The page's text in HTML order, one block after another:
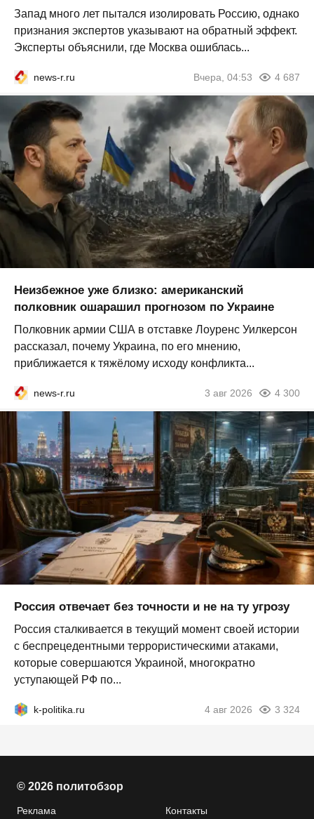
Запад много лет пытался изолировать Россию, однако
признания экспертов указывают на обратный эффект.
Эксперты объяснили, где Москва ошиблась...
news-r.ru Вчера, 04:53 4 687
Неизбежное уже близко: американский
полковник ошарашил прогнозом по Украине
Полковник армии США в отставке Лоуренс Уилкерсон
рассказал, почему Украина, по его мнению,
приближается к тяжёлому исходу конфликта...
news-r.ru 3 авг 2026 4 300
Россия отвечает без точности и не на ту угрозу
Россия сталкивается в текущий момент своей истории
с беспрецедентными террористическими атаками,
которые совершаются Украиной, многократно
уступающей РФ по...
k-politika.ru 4 авг 2026 3 324
© 2026 политобзор
Реклама Контакты